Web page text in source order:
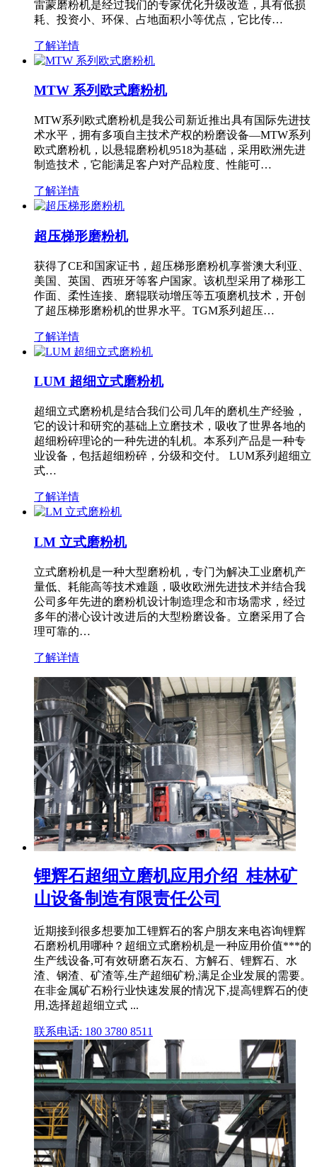
雷蒙磨粉机是经过我们的专家优化升级改造，具有低损
耗、投资小、环保、占地面积小等优点，它比传…
了解详情
MTW 系列欧式磨粉机
MTW系列欧式磨粉机是我公司新近推出具有国际先进技
术水平，拥有多项自主技术产权的粉磨设备—MTW系列
欧式磨粉机，以悬辊磨粉机9518为基础，采用欧洲先进
制造技术，它能满足客户对产品粒度、性能可…
了解详情
超压梯形磨粉机
获得了CE和国家证书，超压梯形磨粉机享誉澳大利亚、
美国、英国、西班牙等客户国家。该机型采用了梯形工
作面、柔性连接、磨辊联动增压等五项磨机技术，开创
了超压梯形磨粉机的世界水平。TGM系列超压…
了解详情
LUM 超细立式磨粉机
超细立式磨粉机是结合我们公司几年的磨机生产经验，
它的设计和研究的基础上立磨技术，吸收了世界各地的
超细粉碎理论的一种先进的轧机。本系列产品是一种专
业设备，包括超细粉碎，分级和交付。 LUM系列超细立
式…
了解详情
LM 立式磨粉机
立式磨粉机是一种大型磨粉机，专门为解决工业磨机产
量低、耗能高等技术难题，吸收欧洲先进技术并结合我
公司多年先进的磨粉机设计制造理念和市场需求，经过
多年的潜心设计改进后的大型粉磨设备。立磨采用了合
理可靠的…
了解详情
锂辉石超细立磨机应用介绍_桂林矿
山设备制造有限责任公司
近期接到很多想要加工锂辉石的客户朋友来电咨询锂辉
石磨粉机用哪种？超细立式磨粉机是一种应用价值***的
生产线设备,可有效研磨石灰石、方解石、锂辉石、水
渣、钢渣、矿渣等,生产超细矿粉,满足企业发展的需要。
在非金属矿石粉行业快速发展的情况下,提高锂辉石的使
用,选择超超细立式 ...
联系电话: 180 3780 8511